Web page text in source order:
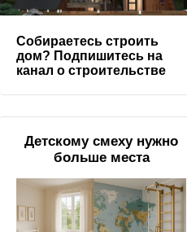
Собираетесь строить
дом? Подпишитесь на
канал о строительстве
Детскому смеху нужно
больше места